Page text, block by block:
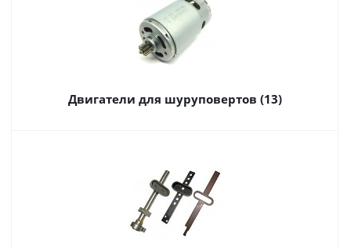
Двигатели для шуруповертов (13)